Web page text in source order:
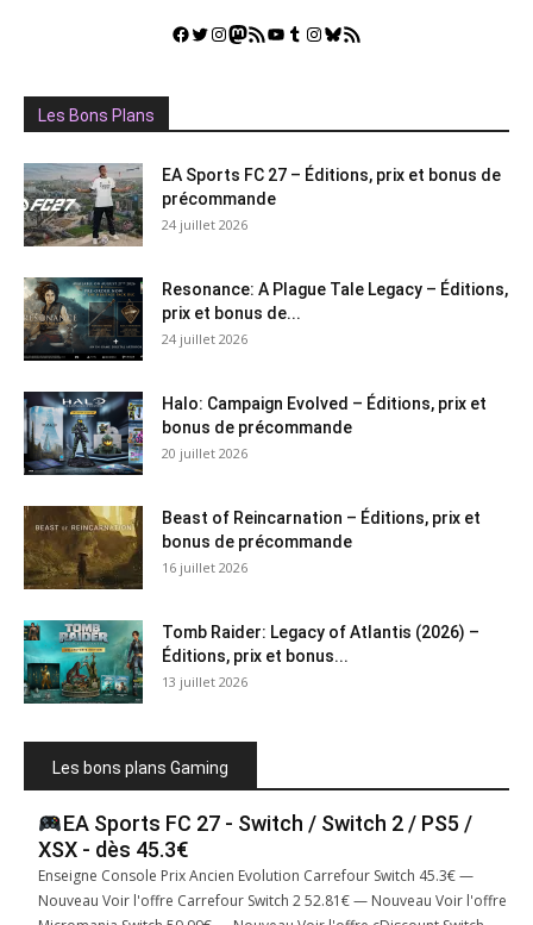
Facebook
Twitter
Instagram
Mastodon
Flux RSSYouTube
Tumblr
Instagram
Bluesky
GestGame
Les Bons Plans
EA Sports FC 27 – Éditions, prix et bonus de
précommande
24 juillet 2026
Resonance: A Plague Tale Legacy – Éditions,
prix et bonus de...
24 juillet 2026
Halo: Campaign Evolved – Éditions, prix et
bonus de précommande
20 juillet 2026
Beast of Reincarnation – Éditions, prix et
bonus de précommande
16 juillet 2026
Tomb Raider: Legacy of Atlantis (2026) –
Éditions, prix et bonus...
13 juillet 2026
Les bons plans Gaming
EA Sports FC 27 - Switch / Switch 2 / PS5 /
XSX - dès 45.3€
Enseigne Console Prix Ancien Evolution Carrefour Switch 45.3€ —
Nouveau Voir l'offre Carrefour Switch 2 52.81€ — Nouveau Voir l'offre